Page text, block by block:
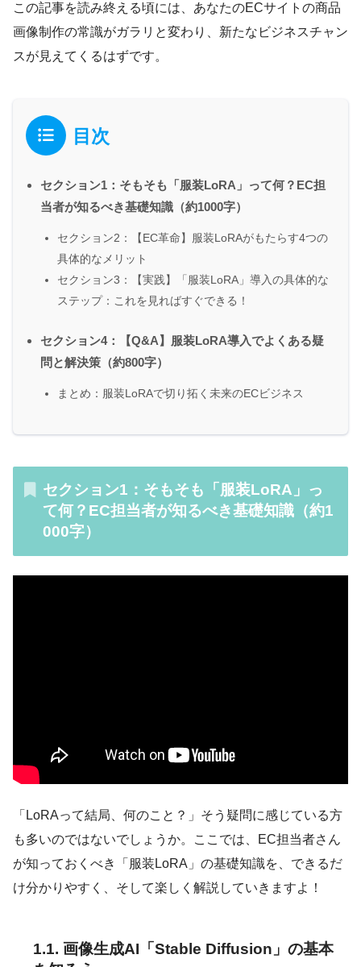
この記事を読み終える頃には、あなたのECサイトの商品
画像制作の常識がガラリと変わり、新たなビジネスチャン
スが見えてくるはずです。
目次
セクション1：そもそも「服装LoRA」って何？EC担
当者が知るべき基礎知識（約1000字）
セクション2：【EC革命】服装LoRAがもたらす4つの
具体的なメリット
セクション3：【実践】「服装LoRA」導入の具体的な
ステップ：これを見ればすぐできる！
セクション4：【Q&A】服装LoRA導入でよくある疑
問と解決策（約800字）
まとめ：服装LoRAで切り拓く未来のECビジネス
セクション1：そもそも「服装LoRA」っ
て何？EC担当者が知るべき基礎知識（約1
000字）
「LoRAって結局、何のこと？」そう疑問に感じている方
も多いのではないでしょうか。ここでは、EC担当者さん
が知っておくべき「服装LoRA」の基礎知識を、できるだ
け分かりやすく、そして楽しく解説していきますよ！
1.1. 画像生成AI「Stable Diffusion」の基本